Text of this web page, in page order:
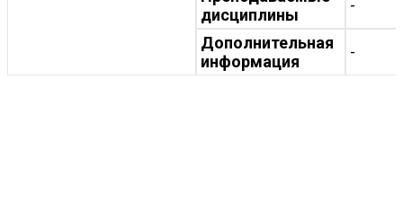
дисциплины
-
Дополнительная
информация
-